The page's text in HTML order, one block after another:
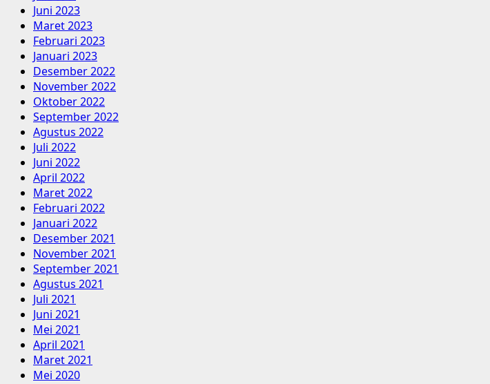
Juni 2023
Maret 2023
Februari 2023
Januari 2023
Desember 2022
November 2022
Oktober 2022
September 2022
Agustus 2022
Juli 2022
Juni 2022
April 2022
Maret 2022
Februari 2022
Januari 2022
Desember 2021
November 2021
September 2021
Agustus 2021
Juli 2021
Juni 2021
Mei 2021
April 2021
Maret 2021
Mei 2020